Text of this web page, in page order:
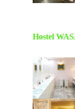
Hostel